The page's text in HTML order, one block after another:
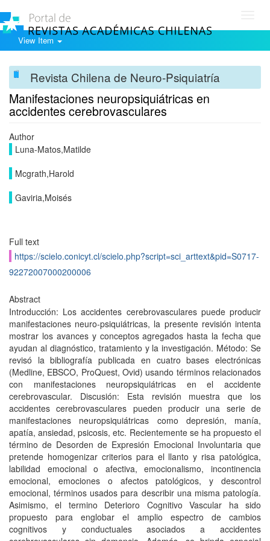
View Item
Revista Chilena de Neuro-Psiquiatría
Manifestaciones neuropsiquiátricas en
accidentes cerebrovasculares
Author
Luna-Matos,Matilde
Mcgrath,Harold
Gaviria,Moisés
Full text
https://scielo.conicyt.cl/scielo.php?script=sci_arttext&pid=S0717-
92272007000200006
Abstract
Introducción: Los accidentes cerebrovasculares puede producir
manifestaciones neuro-psiquiátricas, la presente revisión intenta
mostrar los avances y conceptos agregados hasta la fecha que
ayudan al diagnóstico, tratamiento y la investigación. Método: Se
revisó la bibliografía publicada en cuatro bases electrónicas
(Medline, EBSCO, ProQuest, Ovid) usando términos relacionados
con manifestaciones neuropsiquiátricas en el accidente
cerebrovascular. Discusión: Esta revisión muestra que los
accidentes cerebrovasculares pueden producir una serie de
manifestaciones neuropsiquiátricas como depresión, manía,
apatía, ansiedad, psicosis, etc. Recientemente se ha propuesto el
término de Desorden de Expresión Emocional Involuntaria que
pretende homogenizar criterios para el llanto y risa patológica,
labilidad emocional o afectiva, emocionalismo, incontinencia
emocional, emociones o afectos patológicos, y descontrol
emocional, términos usados para describir una misma patología.
Asimismo, el termino Deterioro Cognitivo Vascular ha sido
propuesto para englobar el amplio espectro de cambios
cognitivos y conductuales asociados a accidentes